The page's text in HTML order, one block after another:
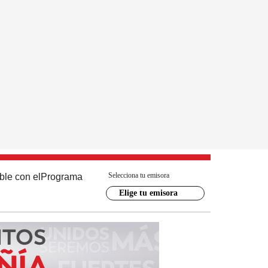
con el Programa Selecciona tu emisora
Elige tu emisora